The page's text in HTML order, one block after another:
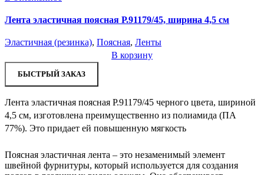
Лента эластичная поясная Р.91179/45, ширина 4,5 см
Эластичная (резинка), Поясная, Ленты
В корзину
БЫСТРЫЙ ЗАКАЗ
Лента эластичная поясная Р.91179/45 черного цвета, шириной
4,5 см, изготовлена преимущественно из полиамида (ПА
77%). Это придает ей повышенную мягкость
Поясная эластичная лента – это незаменимый элемент
швейной фурнитуры, который используется для создания